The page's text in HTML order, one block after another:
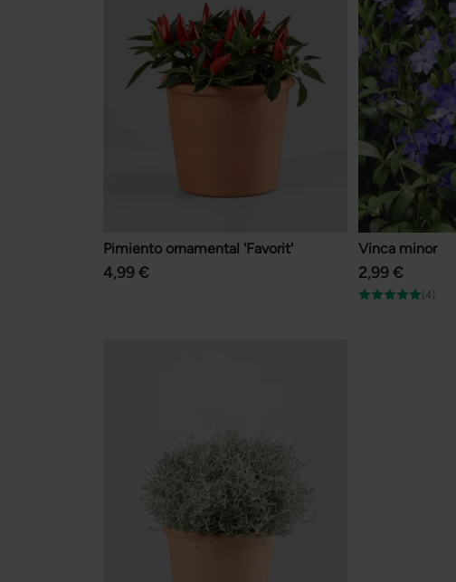
Pimiento ornamental 'Favorit'
4,99 €
Vinca minor
2,99 €
(4)